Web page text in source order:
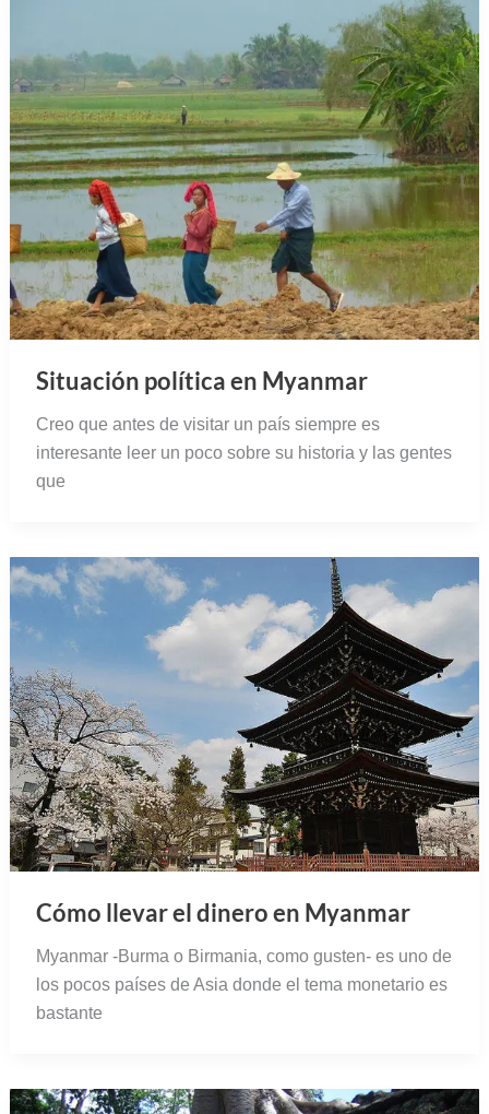
Situación política en Myanmar
Creo que antes de visitar un país siempre es
interesante leer un poco sobre su historia y las gentes
que
Cómo llevar el dinero en Myanmar
Myanmar -Burma o Birmania, como gusten- es uno de
los pocos países de Asia donde el tema monetario es
bastante